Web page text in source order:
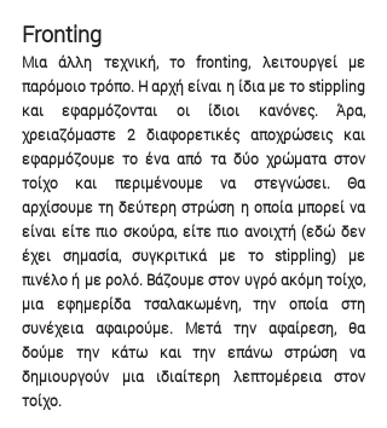
Fronting
Μια άλλη τεχνική, το fronting, λειτουργεί με
παρόμοιο τρόπο. Η αρχή είναι η ίδια με το stippling
και εφαρμόζονται οι ίδιοι κανόνες. Άρα,
χρειαζόμαστε 2 διαφορετικές αποχρώσεις και
εφαρμόζουμε το ένα από τα δύο χρώματα στον
τοίχο και περιμένουμε να στεγνώσει. Θα
αρχίσουμε τη δεύτερη στρώση η οποία μπορεί να
είναι είτε πιο σκούρα, είτε πιο ανοιχτή (εδώ δεν
έχει σημασία, συγκριτικά με το stippling) με
πινέλο ή με ρολό. Βάζουμε στον υγρό ακόμη τοίχο,
μια εφημερίδα τσαλακωμένη, την οποία στη
συνέχεια αφαιρούμε. Μετά την αφαίρεση, θα
δούμε την κάτω και την επάνω στρώση να
δημιουργούν μια ιδιαίτερη λεπτομέρεια στον
τοίχο.